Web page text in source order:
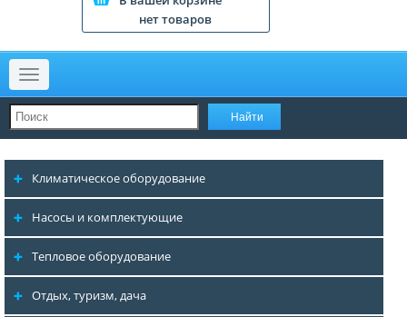
нет товаров
Меню
Климатическое оборудование
Насосы и комплектующие
Тепловое оборудование
Отдых, туризм, дача